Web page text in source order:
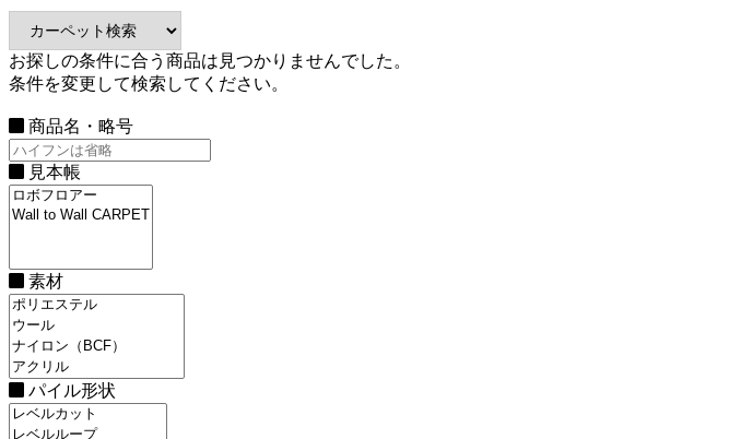
お探しの条件に合う商品は見つかりませんでした。
条件を変更して検索してください。
商品名・略号
見本帳
素材
パイル形状